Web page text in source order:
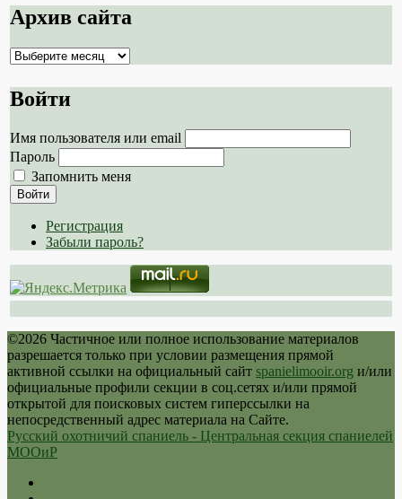
рубрикам
сайта
Архив сайта
Архив
Войти
Имя пользователя или email
Пароль
Запомнить меня
Войти
Регистрация
Забыли пароль?
©2026 Частичное или полное использование материалов
разрешается только при условии размещения прямой
активной ссылки на официальный сайт spanielimooir.org и/или
официальные профили секции в соц.сетях и/или прямой
открытой для поисковых систем гиперссылки на
непосредственный адрес материала на Сайте.
Русский охотничий спаниель - Центральная секция спаниелей
МООиР